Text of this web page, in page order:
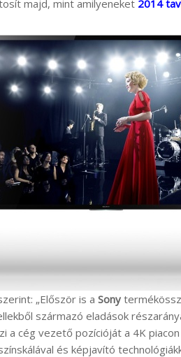
majd, mint amilyeneket 2014
„Először is a Sony
származó eladások
a cég vezető pozícióját a 4K
és képjavító